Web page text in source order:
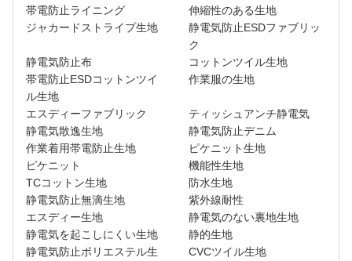
帯電防止ライニング
伸縮性のある生地
ジャカードストライプ生地
静電気防止ESDファブリッ
ク
静電気防止布
コットンツイル生地
帯電防止ESDコットンツイ
ル生地
作業服の生地
エスディーファブリック
ティッシュアンチ静電気
静電気散逸生地
静電気防止デニム
作業着用帯電防止生地
ピケニット生地
ピケニット
機能性生地
TCコットン生地
防水生地
静電気防止無滴生地
紫外線耐性
エスディー生地
静電気のない裏地生地
静電気を起こしにくい生地
静的生地
静電気防止ポリエステル生
CVCツイル生地